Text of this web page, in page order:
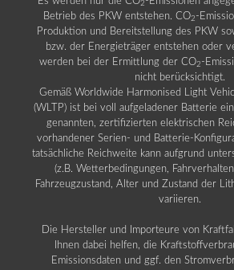
2
Betrieb des PKW entstehen. CO2 -
Produktion und Bereitstellung des PKW
bzw. der Energieträger entstehen oder
werden bei der Ermittlung der CO2 -
nicht berücksichtigt.
Gemäß Worldwide Harmonised Light
(WLTP) ist bei voll aufgeladener Batterie
genannten, zertifizierten elektrischen
vorhandener Serien- und Batterie-
tatsächliche Reichweite kann aufgrund
(z.B. Wetterbedingungen,
Fahrzeugzustand, Alter und Zustand der
variieren.
Die Hersteller und Importeure von
Ihnen dabei helfen, die
Emissionsdaten und ggf. den